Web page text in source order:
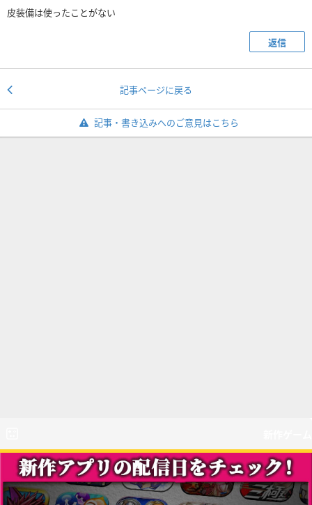
皮装備は使ったことがない
返信
記事ページに戻る
記事・書き込みへのご意見はこちら